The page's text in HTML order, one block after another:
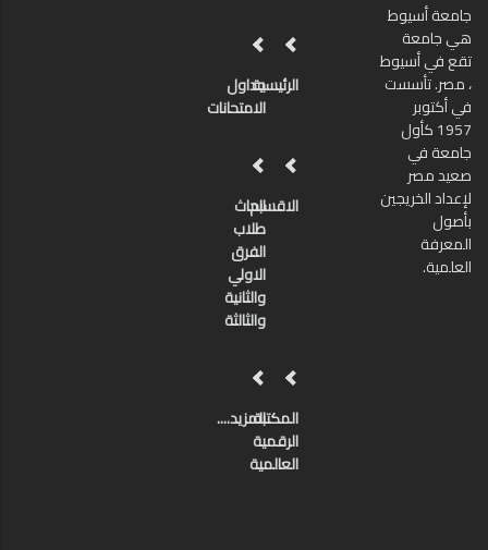
جامعة أسيوط
هي جامعة
تقع في أسيوط
، مصر. تأسست
في أكتوبر
1957 كأول
جامعة في
صعيد مصر
لإعداد الخريجين
بأصول
المعرفة
العلمية.
الرئيسيةجداول
الامتحانات
الاقسامابحاث
طلاب
الفرق
الاولي
والثانية
والثالثة
المكتبة
الرقمية
العالمية
المزيد....